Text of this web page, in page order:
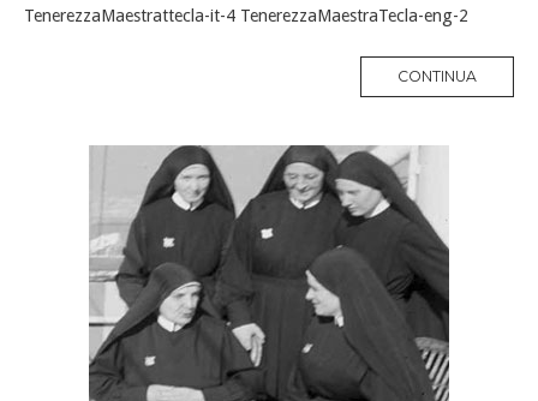
TenerezzaMaestrattecla-it-4 TenerezzaMaestraTecla-eng-2
CONTINUA